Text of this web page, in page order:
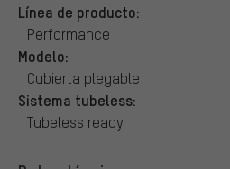
Línea de producto:
Performance
Modelo:
Cubierta plegable
Sistema tubeless:
Tubeless ready